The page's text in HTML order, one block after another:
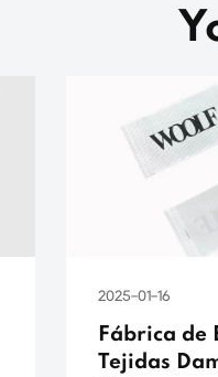
2025-01-16
Fábrica de
Tejidas